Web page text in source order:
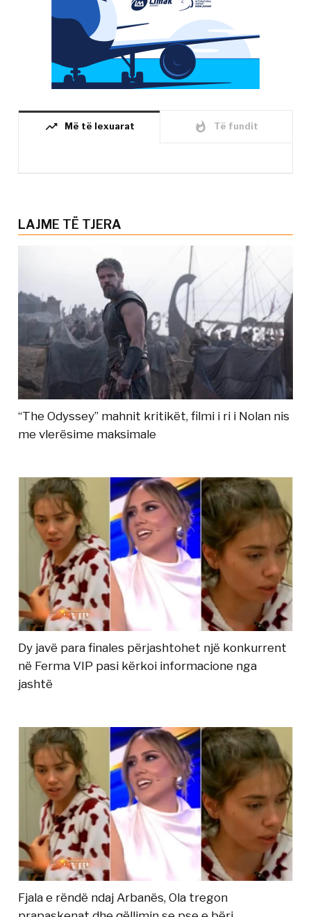
trending_up Më të lexuarat whatshot Të fundit
LAJME TË TJERA
“The Odyssey” mahnit kritikët, filmi i ri i Nolan nis
me vlerësime maksimale
Dy javë para finales përjashtohet një konkurrent
në Ferma VIP pasi kërkoi informacione nga
jashtë
Fjala e rëndë ndaj Arbanës, Ola tregon